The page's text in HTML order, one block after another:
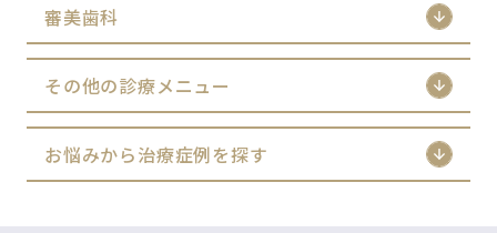
審美歯科
その他の診療メニュー
お悩みから治療症例を探す